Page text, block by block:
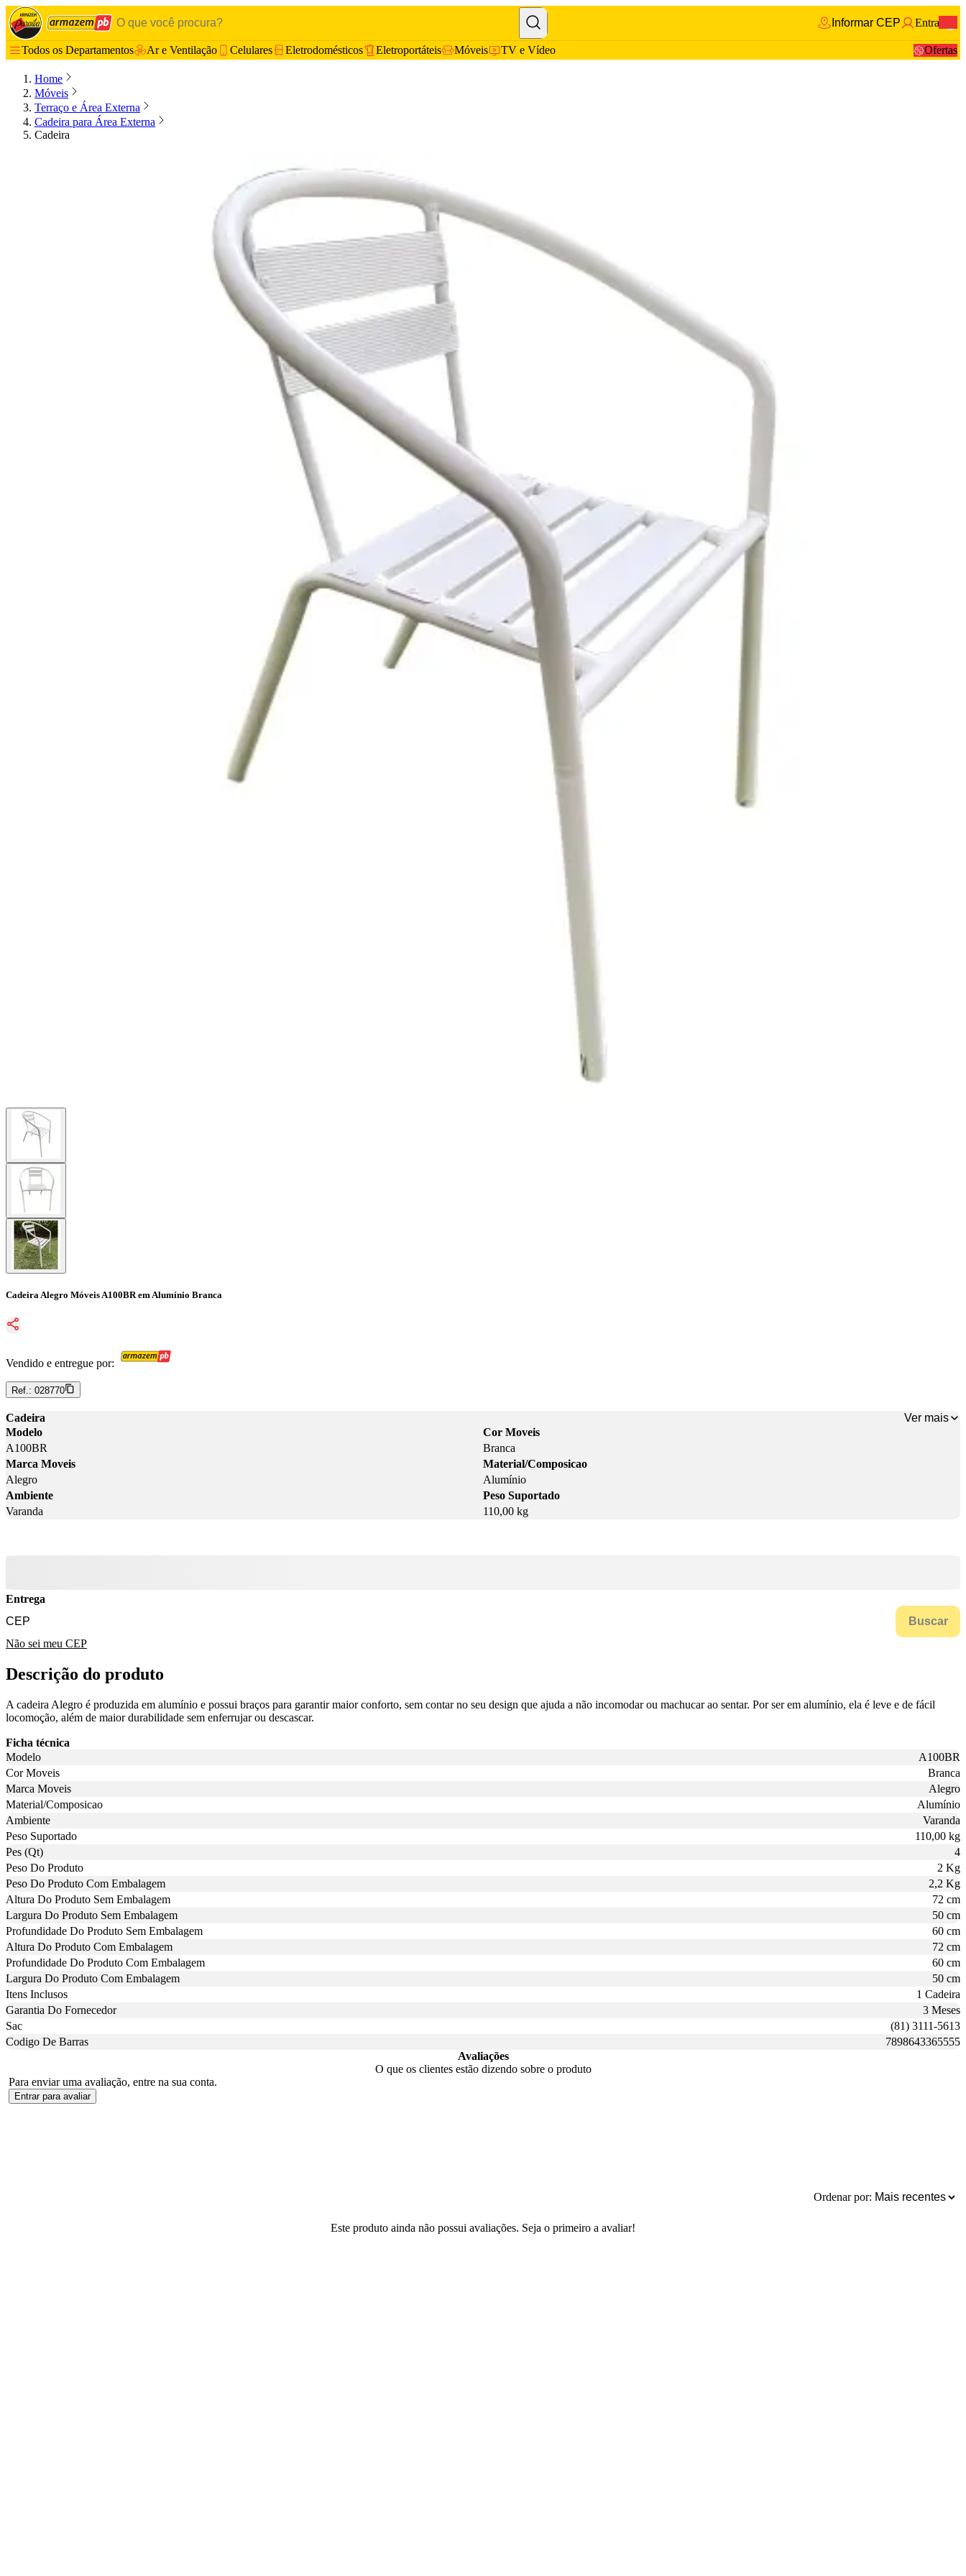
Informar CEP Entrar
Todos os Departamentos Ar e Ventilação Celulares Eletrodomésticos Eletroportáteis Móveis TV e Vídeo Ofertas
Home
Móveis
Terraço e Área Externa
Cadeira para Área Externa
Cadeira
Cadeira Alegro Móveis A100BR em Alumínio Branca
Vendido e entregue por:
Ref.: 028770
Cadeira
Ver mais
Modelo
A100BR
Cor Moveis
Branca
Marca Moveis
Alegro
Material/Composicao
Alumínio
Ambiente
Varanda
Peso Suportado
110,00 kg
Entrega
Buscar
Não sei meu CEP
Descrição do produto
A cadeira Alegro é produzida em alumínio e possui braços para garantir maior conforto, sem contar no seu design que ajuda a não incomodar ou machucar ao sentar. Por ser em alumínio, ela é leve e de fácil
locomoção, além de maior durabilidade sem enferrujar ou descascar.
Ficha técnica
Modelo
A100BR
Cor Moveis
Branca
Marca Moveis
Alegro
Material/Composicao
Alumínio
Ambiente
Varanda
Peso Suportado
110,00 kg
Pes (Qt)
4
Peso Do Produto
2 Kg
Peso Do Produto Com Embalagem
2,2 Kg
Altura Do Produto Sem Embalagem
72 cm
Largura Do Produto Sem Embalagem
50 cm
Profundidade Do Produto Sem Embalagem
60 cm
Altura Do Produto Com Embalagem
72 cm
Profundidade Do Produto Com Embalagem
60 cm
Largura Do Produto Com Embalagem
50 cm
Itens Inclusos
1 Cadeira
Garantia Do Fornecedor
3 Meses
Sac
(81) 3111-5613
Codigo De Barras
7898643365555
Avaliações
O que os clientes estão dizendo sobre o produto
Para enviar uma avaliação, entre na sua conta.
Entrar para avaliar
Ordenar por:
Este produto ainda não possui avaliações. Seja o primeiro a avaliar!